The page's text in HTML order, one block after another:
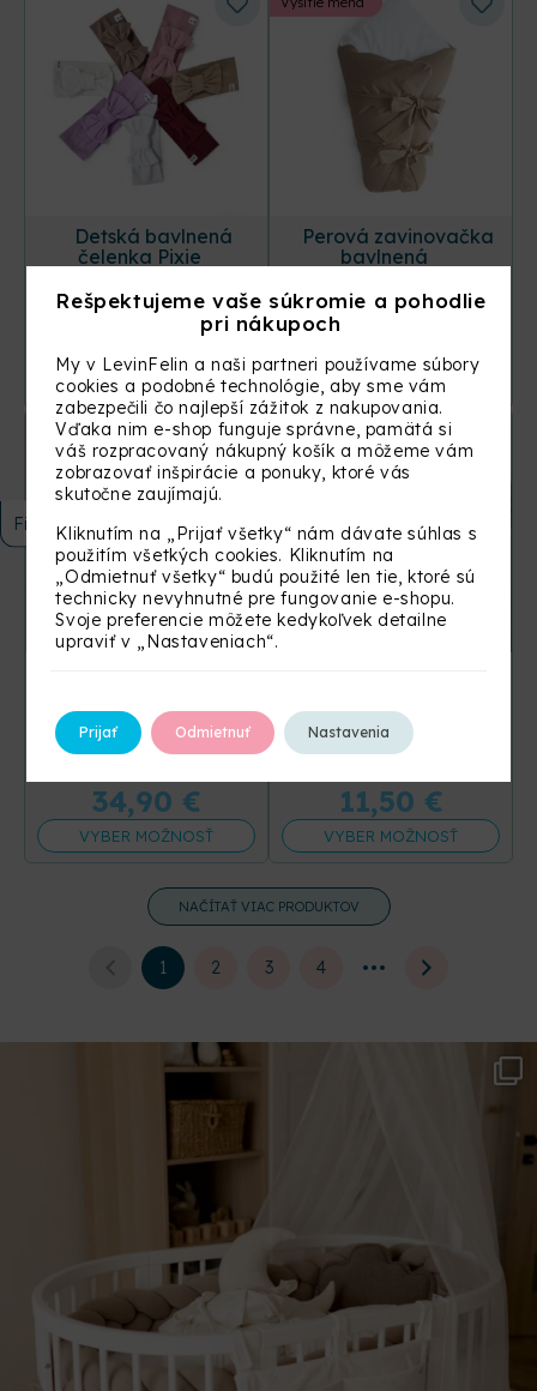
Detská bavlnená
čelenka Pixie
VYBER MOŽNOSŤ
Perová zavinovačka
bavlnená
VYBER MOŽNOSŤ
midi
34,90 €
VYBER MOŽNOSŤ
11,50 €
VYBER MOŽNOSŤ
NAČÍTAŤ VIAC PRODUKTOV
1 2 3 4
Filtrovať
Rešpektujeme vaše súkromie a pohodlie
pri nákupoch
My v LevinFelin a naši partneri používame súbory
cookies a podobné technológie, aby sme vám
zabezpečili čo najlepší zážitok z nakupovania.
Vďaka nim e-shop funguje správne, pamätá si
váš rozpracovaný nákupný košík a môžeme vám
zobrazovať inšpirácie a ponuky, ktoré vás
skutočne zaujímajú.
Kliknutím na „Prijať všetky“ nám dávate súhlas s
použitím všetkých cookies. Kliknutím na
„Odmietnuť všetky“ budú použité len tie, ktoré sú
technicky nevyhnutné pre fungovanie e-shopu.
Svoje preferencie môžete kedykoľvek detailne
upraviť v „Nastaveniach“.
Prijať Odmietnuť Nastavenia